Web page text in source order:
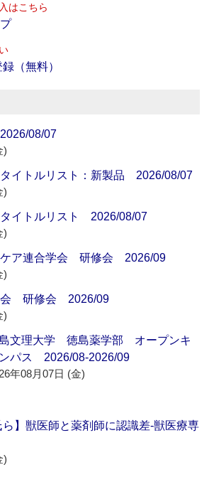
はこちら
（無料）
08/07
)
イトルリスト：新製品 2026/08/07
)
イトルリスト 2026/08/07
)
ケア連合学会 研修会 2026/09
)
会 研修会 2026/09
)
文理大学 徳島薬学部 オープンキ
パス 2026/08-2026/09
年08月07日 (金)
ら】獣医師と薬剤師に認識差‐獣医療専
)